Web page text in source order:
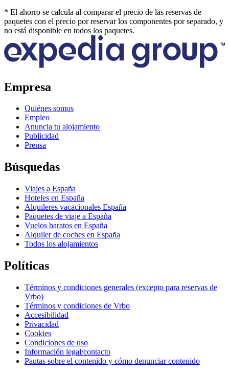
* El ahorro se calcula al comparar el precio de las reservas de
paquetes con el precio por reservar los componentes por separado, y
no está disponible en todos los paquetes.
Empresa
Quiénes somos
Empleo
Anuncia tu alojamiento
Publicidad
Prensa
Búsquedas
Viajes a España
Hoteles en España
Alquileres vacacionales España
Paquetes de viaje a España
Vuelos baratos en España
Alquiler de coches en España
Todos los alojamientos
Políticas
Términos y condiciones generales (excepto para reservas de
Vrbo)
Términos y condiciones de Vrbo
Accesibilidad
Privacidad
Cookies
Condiciones de uso
Información legal/contacto
Pautas sobre el contenido y cómo denunciar contenido